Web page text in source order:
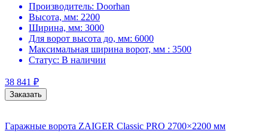
Производитель: Doorhan
Высота, мм: 2200
Ширина, мм: 3000
Для ворот высота до, мм: 6000
Максимальная ширина ворот, мм : 3500
Статус: В наличии
38 841 ₽
Заказать
Гаражные ворота ZAIGER Classic PRO 2700×2200 мм